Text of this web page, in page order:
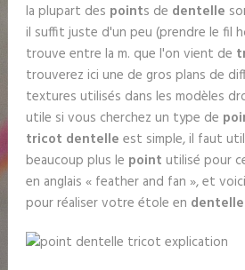
la plupart des points de dentelle
il suffit juste d'un peu (prendre le fil
trouve entre la m. que l'on vient de
trouverez ici une de gros plans de
textures utilisés dans les modèles
utile si vous cherchez un type de
tricot dentelle est simple, il faut
beaucoup plus le point utilisé pour
en anglais « feather and fan », et
pour réaliser votre étole en dentelle